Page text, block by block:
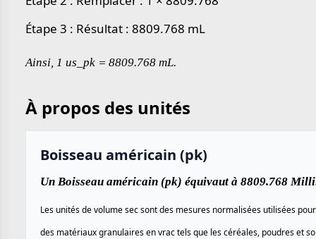
Étape 3 : Résultat : 8809.768 mL
Ainsi, 1 us_pk = 8809.768 mL.
À propos des unités
Boisseau américain (pk)
Un Boisseau américain (pk) équivaut à 8809.768
Les unités de volume sec sont des mesures normalisées utilisées
des matériaux granulaires en vrac tels que les céréales, poudres et